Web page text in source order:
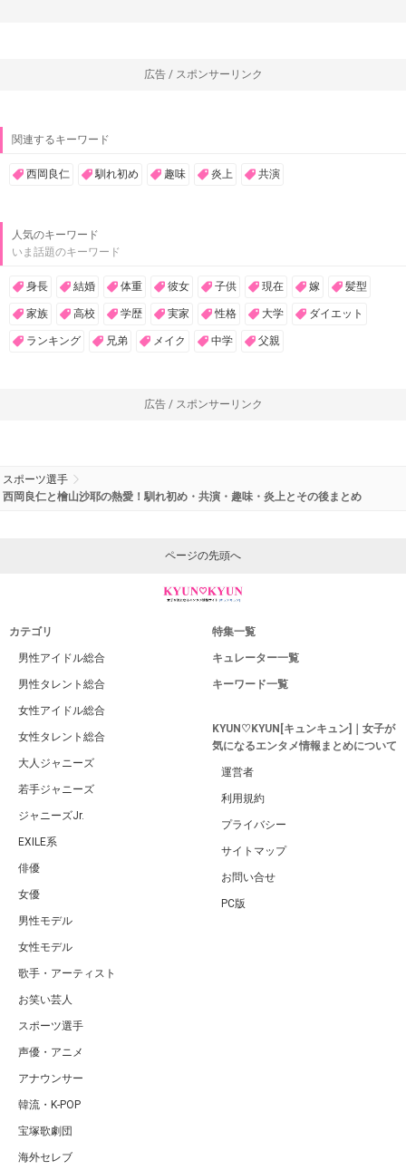
広告 / スポンサーリンク
関連するキーワード
西岡良仁 馴れ初め 趣味 炎上 共演
人気のキーワード
いま話題のキーワード
身長 結婚 体重 彼女 子供 現在 嫁 髪型
家族 高校 学歴 実家 性格 大学 ダイエット
ランキング 兄弟 メイク 中学 父親
広告 / スポンサーリンク
スポーツ選手
西岡良仁と檜山沙耶の熱愛！馴れ初め・共演・趣味・炎上とその後まとめ
ページの先頭へ
カテゴリ
男性アイドル総合
男性タレント総合
女性アイドル総合
女性タレント総合
大人ジャニーズ
若手ジャニーズ
ジャニーズJr.
EXILE系
俳優
女優
男性モデル
女性モデル
歌手・アーティスト
お笑い芸人
スポーツ選手
声優・アニメ
アナウンサー
韓流・K-POP
宝塚歌劇団
海外セレブ
特集一覧
キュレーター一覧
キーワード一覧
KYUN♡KYUN[キュンキュン]｜女子が
気になるエンタメ情報まとめについて
運営者
利用規約
プライバシー
サイトマップ
お問い合せ
PC版